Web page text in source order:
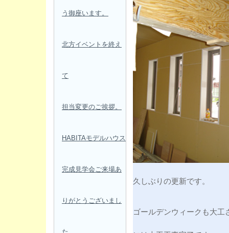
う御座います。
北方イベントを終え
て
担当変更のご挨拶。
HABITAモデルハウス
完成見学会ご来場あ
りがとうございまし
久しぶりの更新です。
ゴールデンウィークも大工